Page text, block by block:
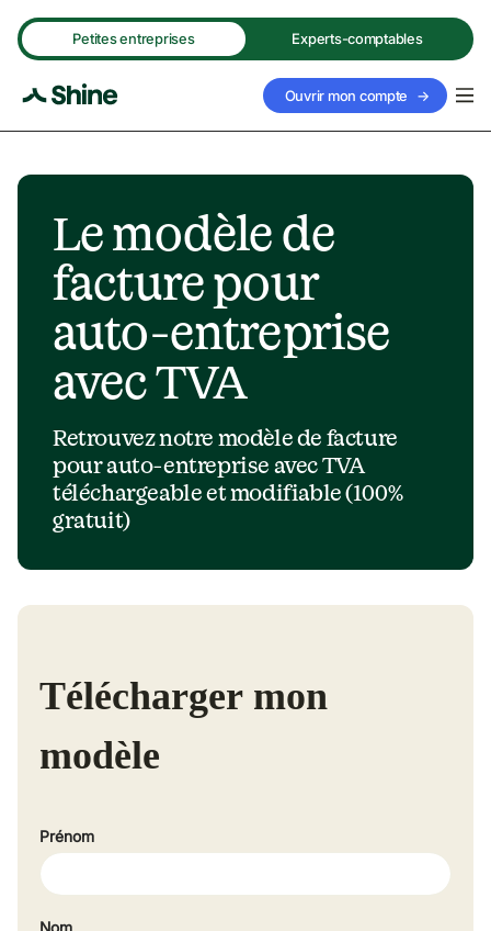
Petites entreprises Experts-comptables
Ouvrir mon compte →
Le modèle de
facture pour
auto-entreprise
avec TVA
Retrouvez notre modèle de facture
pour auto-entreprise avec TVA
téléchargeable et modifiable (100%
gratuit)